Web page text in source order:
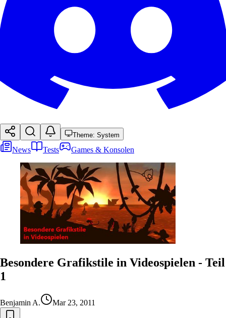
Theme: System
News Tests Games & Konsolen
Besondere Grafikstile in Videospielen - Teil
1
Benjamin A. Mar 23, 2011